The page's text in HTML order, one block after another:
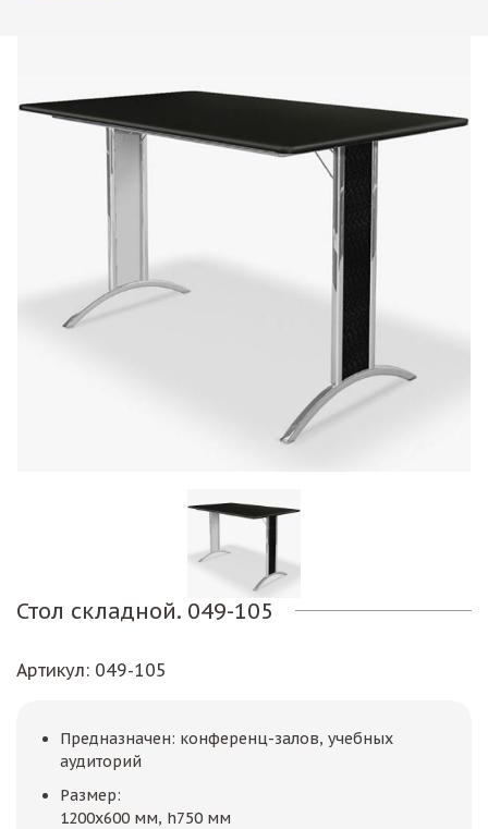
Стол складной. 049-105
Артикул: 049-105
Предназначен: конференц-залов, учебных
аудиторий
Размер:
1200х600 мм, h750 мм